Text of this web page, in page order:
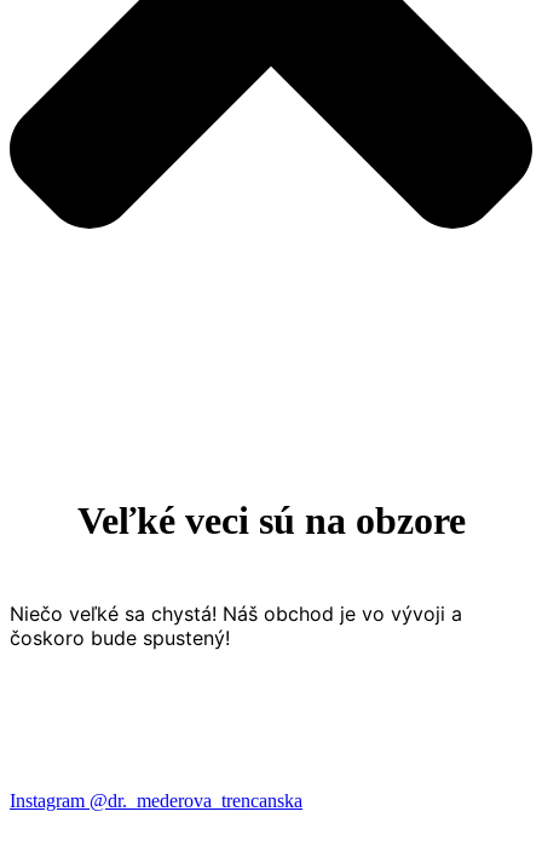
Veľké veci sú na obzore
Niečo veľké sa chystá! Náš obchod je vo vývoji a
čoskoro bude spustený!
Instagram @dr._mederova_trencanska